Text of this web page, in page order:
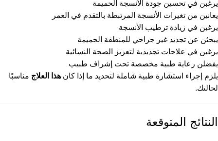
يرغبن في تحسين جودة الأنسجة الحميمة
يعانين من تغيرات الأنسجة المرتبطة بالتقدم في العمر
يرغبن في زيادة ترطيب الأنسجة
يبحثن عن تجديد غير جراحي للمنطقة الحميمة
يرغبن في علاجات تجديدية لتعزيز الصحة النسائية
يفضلن رعاية طبية مخصصة تحت إشراف طبيب
يلزم إجراء استشارة طبية شاملة لتحديد ما إذا كان هذا العلاج مناسبًا
لحالتك.
النتائج المتوقعة